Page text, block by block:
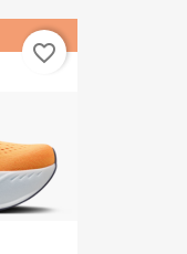
favorite_border